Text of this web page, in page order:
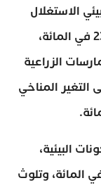
الاستغلال
المفرط للموارد الطبيعية والتلوث بنسبة 23 في المائة،
(22%) ثم الممارسات الزراعية
إضافة إلى التغير المناخي
البيئية،
انخفاض الغطاء الغابوي بنسبة 30 في المائة، وتلوث